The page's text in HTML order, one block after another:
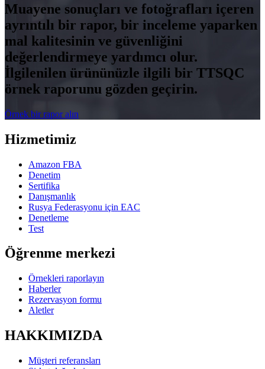
Muayene sonuçları ve fotoğrafları içeren
ayrıntılı bir rapor, bir inceleme yaparken
mal kalitesinin ve güvenliğini
değerlendirmeye yardımcı olur.
İlgilenilen ürününüzle ilgili bir TTSQC
örnek raporunu gözden geçirin.
Örnek bir rapor alın
Hizmetimiz
Amazon FBA
Denetim
Sertifika
Danışmanlık
Rusya Federasyonu için EAC
Denetleme
Test
Öğrenme merkezi
Örnekleri raporlayın
Haberler
Rezervasyon formu
Aletler
HAKKIMIZDA
Müşteri referansları